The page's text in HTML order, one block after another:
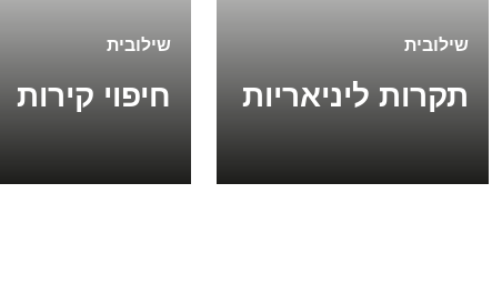
שילובית
תקרות ליניאריות
שילובית
חיפוי קירות